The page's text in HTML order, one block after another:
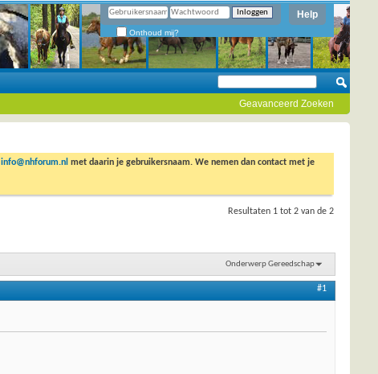
Help
Onthoud mij?
Geavanceerd Zoeken
info@nhforum.nl met daarin je gebruikersnaam. We nemen dan contact met je
Resultaten 1 tot 2 van de 2
Onderwerp Gereedschap
#1